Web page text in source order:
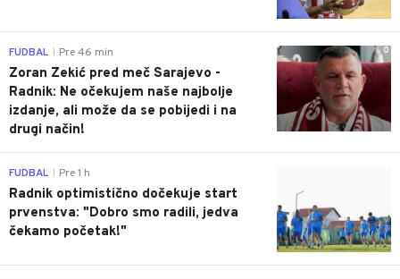
0
FUDBAL Pre 46 min
Zoran Zekić pred meč Sarajevo -
Radnik: Ne očekujem naše najbolje
izdanje, ali može da se pobijedi i na
drugi način!
FUDBAL Pre 1 h
Radnik optimistično dočekuje start
prvenstva: "Dobro smo radili, jedva
čekamo početak!"